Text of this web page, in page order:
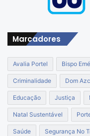
Marcadores
Avalia Portel Bispo
Criminalidade Dom
Educação Justiça
Natal Sustentável
Saúde Segurança No